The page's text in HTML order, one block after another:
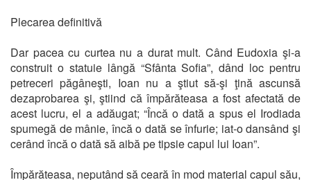
Plecarea definitivă
Dar pacea cu curtea nu a durat mult. Când Eudoxia şi-a
construit o statuie lângă “Sfânta Sofia”, dând loc pentru
petreceri păgâneşti, Ioan nu a ştiut să-şi ţină ascunsă
dezaprobarea şi, ştiind că împărăteasa a fost afectată de
acest lucru, el a adăugat; “Încă o dată a spus el Irodiada
spumegă de mânie, încă o dată se înfurie; iat-o dansând şi
cerând încă o dată să aibă pe tipsie capul lui Ioan”.
Împărăteasa, neputând să ceară în mod material capul său,